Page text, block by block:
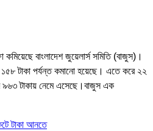
কমিয়েছে বাংলাদেশ জুয়েলার্স সমিতি (বাজুস)।
১৫৮ টাকা পর্যন্ত কমানো হয়েছে। এতে করে ২২
৯৬৩ টাকায় নেমে এসেছে।বাজুস এক
টাকা আনতে